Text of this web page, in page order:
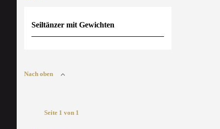
Seiltänzer mit Gewichten
Nach oben
Seite 1 von 1